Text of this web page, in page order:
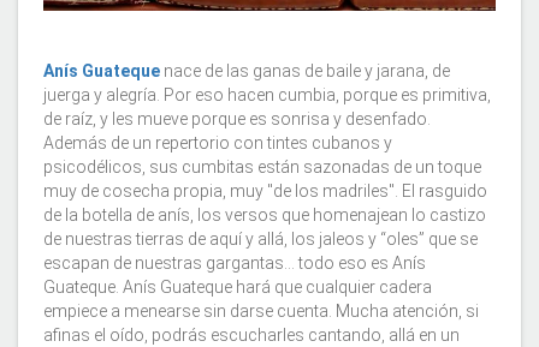
Anís Guateque nace de las ganas de baile y jarana, de
juerga y alegría. Por eso hacen cumbia, porque es primitiva,
de raíz, y les mueve porque es sonrisa y desenfado.
Además de un repertorio con tintes cubanos y
psicodélicos, sus cumbitas están sazonadas de un toque
muy de cosecha propia, muy "de los madriles". El rasguido
de la botella de anís, los versos que homenajean lo castizo
de nuestras tierras de aquí y allá, los jaleos y “oles” que se
escapan de nuestras gargantas… todo eso es Anís
Guateque. Anís Guateque hará que cualquier cadera
empiece a menearse sin darse cuenta. Mucha atención, si
afinas el oído, podrás escucharles cantando, allá en un